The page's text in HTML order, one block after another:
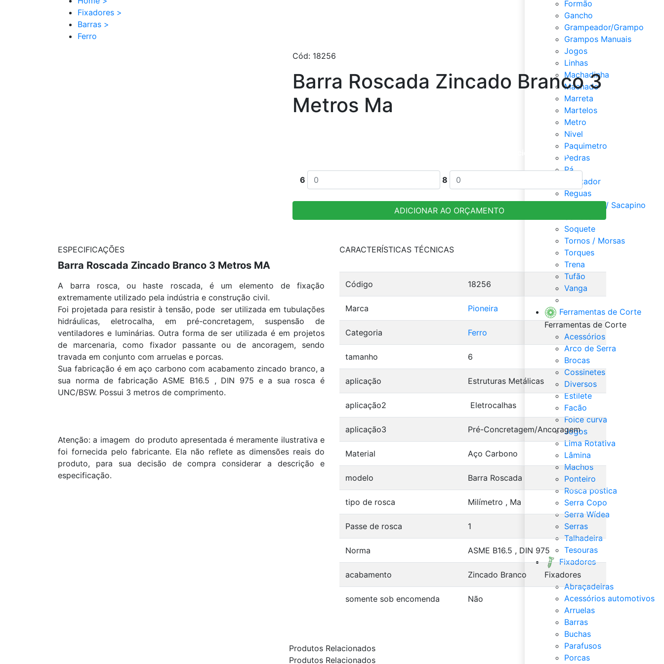
Formão
Gancho
Grampeador/Grampo
Grampos Manuais
Jogos
Linhas
Machadinha
Machado
Marreta
Martelos
Metro
Nivel
Paquimetro
Pedras
Pá
Rebitador
Reguas
Saca Polia / Sacapino
Soquete
Tornos / Morsas
Torques
Trena
Tufão
Vanga
Veja Tudo de Ferramentas
Ferramentas de Corte
Ferramentas de Corte
Acessórios
Arco de Serra
Brocas
Cossinetes
Diversos
Estilete
Facão
Foice curva
Jogos
Lima Rotativa
Lâmina
Machos
Ponteiro
Rosca postica
Serra Copo
Serra Wídea
Serras
Talhadeira
Tesouras
Fixadores
Fixadores
Abraçadeiras
Acessórios automotivos
Arruelas
Barras
Buchas
Parafusos
Porcas
Fixadores >
Barras >
Ferro
Cód: 18256
Barra Roscada Zincado Branco 3
Metros Ma
Escolha tamanho e quantidade desejada e clique em adicionar ao orçamento
6 8
ADICIONAR AO ORÇAMENTO
ESPECIFICAÇÕES
Barra Roscada Zincado Branco 3 Metros MA
A barra rosca, ou haste roscada, é um elemento de fixação
extremamente utilizado pela indústria e construção civil.
Foi projetada para resistir à tensão, pode ser utilizada em tubulações
hidráulicas, eletrocalha, em pré-concretagem, suspensão de
ventiladores e luminárias. Outra forma de ser utilizada é em projetos
de marcenaria, como fixador passante ou de ancoragem, sendo
travada em conjunto com arruelas e porcas.
Sua fabricação é em aço carbono com acabamento zincado branco, a
sua norma de fabricação ASME B16.5 , DIN 975 e a sua rosca é
UNC/BSW. Possui 3 metros de comprimento.
Atenção: a imagem do produto apresentada é meramente ilustrativa e
foi fornecida pelo fabricante. Ela não reflete as dimensões reais do
produto, para sua decisão de compra considerar a descrição e
especificação.
CARACTERÍSTICAS TÉCNICAS
Código 18256
Marca Pioneira
Categoria Ferro
tamanho 6
aplicação Estruturas Metálicas
aplicação2 Eletrocalhas
aplicação3 Pré-Concretagem/Ancoragem
Material Aço Carbono
modelo Barra Roscada
tipo de rosca Milímetro , Ma
Passe de rosca 1
Norma ASME B16.5 , DIN 975
acabamento Zincado Branco
somente sob encomenda Não
Produtos Relacionados
Produtos Relacionados